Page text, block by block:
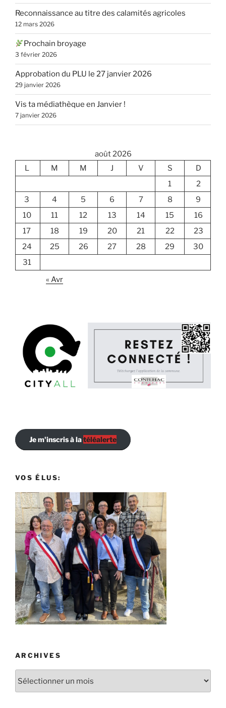
Reconnaissance au titre des calamités agricoles
12 mars 2026
Prochain broyage
3 février 2026
Approbation du PLU le 27 janvier 2026
29 janvier 2026
Vis ta médiathèque en Janvier !
7 janvier 2026
août 2026
L
M M J V S
D
1
2
3
4 5 6 7 8
9
10
11 12 13 14 15
16
17
18 19 20 21 22
23
24
25 26 27 28 29
30
31
« Avr
Je m'inscris à latéléalerte
VOS ÉLUS:
ARCHIVES